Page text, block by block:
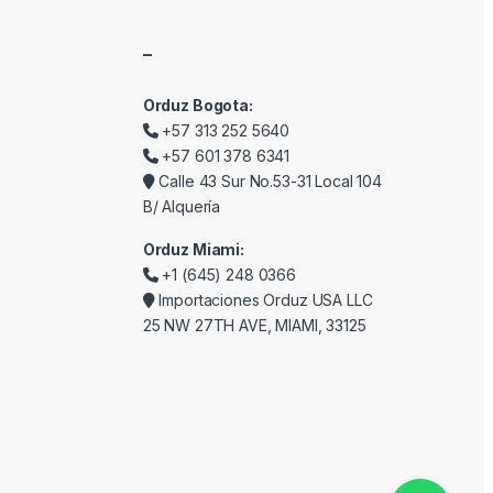
–
Orduz Bogota:
+57 313 252 5640
+57 601 378 6341
Calle 43 Sur No.53-31 Local 104
B/ Alquería
Orduz Miami:
+1 (645) 248 0366
Importaciones Orduz USA LLC
25 NW 27TH AVE, MIAMI, 33125